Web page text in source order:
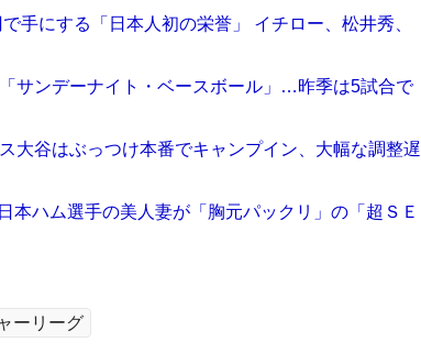
手にする「日本人初の栄誉」 イチロー、松井秀、
サンデーナイト・ベースボール」…昨季は5試合で
大谷はぶっつけ本番でキャンプイン、大幅な調整遅
ハム選手の美人妻が「胸元パックリ」の「超ＳＥ
ーリーグ